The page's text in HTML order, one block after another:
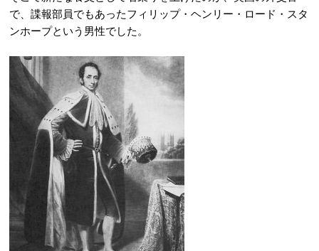
で、諜報部員でもあったフィリップ・ヘンリー・ロード・スタ
ンホープという男性でした。